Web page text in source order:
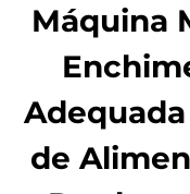
Máquina
de